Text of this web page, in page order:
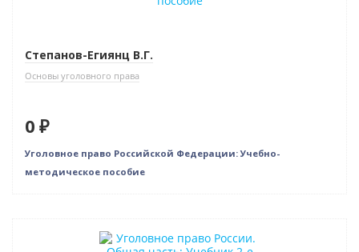
Степанов-Егиянц В.Г.
Основы уголовного права
0 ₽
Уголовное право Российской Федерации: Учебно-
методическое пособие